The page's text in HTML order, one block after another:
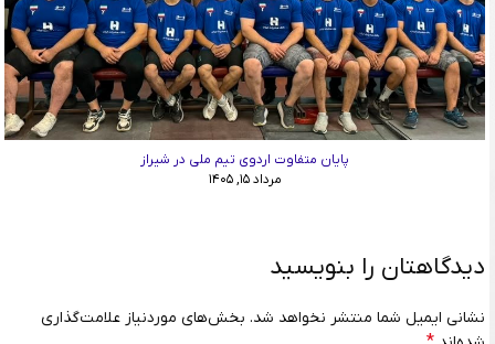
پایان متفاوت اردوی تیم ملی در شیراز
مرداد ۱۵, ۱۴۰۵
دیدگاهتان را بنویسید
نشانی ایمیل شما منتشر نخواهد شد. بخش‌های موردنیاز علامت‌گذاری